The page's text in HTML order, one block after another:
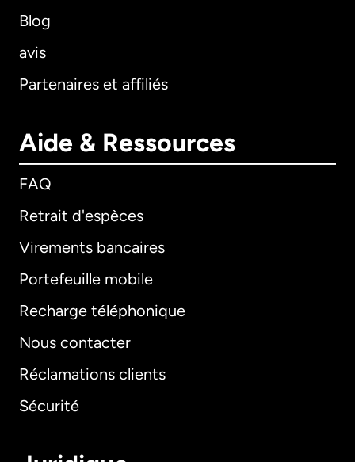
Blog
avis
Partenaires et affiliés
Aide & Ressources
FAQ
Retrait d'espèces
Virements bancaires
Portefeuille mobile
Recharge téléphonique
Nous contacter
Réclamations clients
Sécurité